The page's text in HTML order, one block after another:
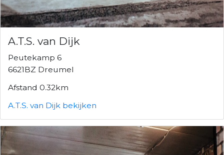
A.T.S. van Dijk
Peutekamp 6
6621BZ Dreumel
Afstand 0.32km
A.T.S. van Dijk bekijken